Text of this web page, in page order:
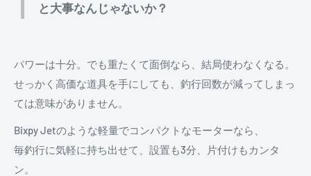
と大事なんじゃないか？
パワーは十分。でも重たくて面倒なら、結局使わなくなる。
せっかく高価な道具を手にしても、釣行回数が減ってしまっ
ては意味がありません。
Bixpy Jetのような軽量でコンパクトなモーターなら、
毎釣行に気軽に持ち出せて、設置も3分、片付けもカンタ
ン。